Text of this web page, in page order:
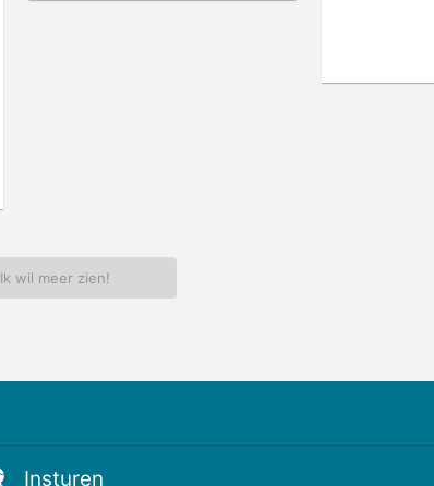
Ik wil meer zien!
Insturen